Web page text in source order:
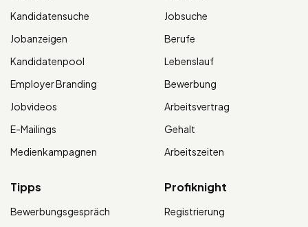
Kandidatensuche
Jobanzeigen
Kandidatenpool
Employer Branding
Jobvideos
E-Mailings
Medienkampagnen
Jobsuche
Berufe
Lebenslauf
Bewerbung
Arbeitsvertrag
Gehalt
Arbeitszeiten
Tipps
Bewerbungsgespräch
Profiknight
Registrierung